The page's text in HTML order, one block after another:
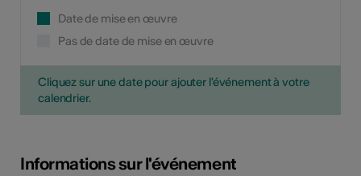
Date de mise en œuvre
Pas de date de mise en œuvre
Cliquez sur une date pour ajouter l'événement à votre
calendrier.
Informations sur l'événement